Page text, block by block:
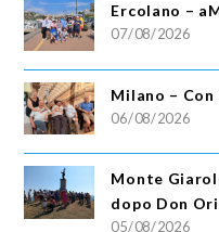
Ercolano –
07/08/2026
Milano –
06/08/2026
Monte
dopo Don
05/08/2026